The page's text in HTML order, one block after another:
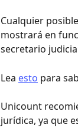
Cualquier
mostrará en
secretario
Lea esto para
Unicount
jurídica, ya que